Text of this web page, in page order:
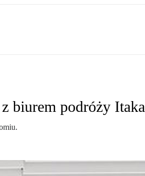
biurem podróży Itaka